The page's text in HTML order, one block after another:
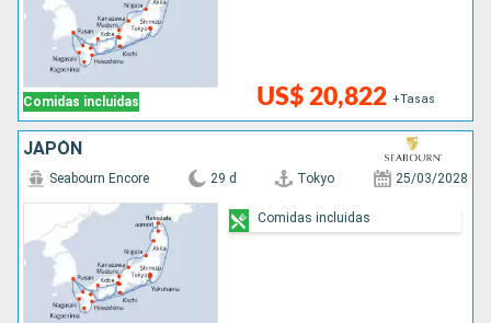
Comidas incluidas US$ 20,822 +Tasas
JAPÓN
Seabourn Encore 29 d Tokyo 25/03/2028
Comidas incluidas